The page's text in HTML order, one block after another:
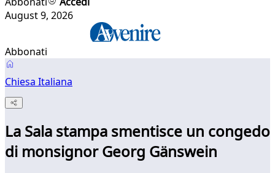
August 9, 2026
Abbonati
Chiesa Italiana
La Sala stampa smentisce un congedo
di monsignor Georg Gänswein